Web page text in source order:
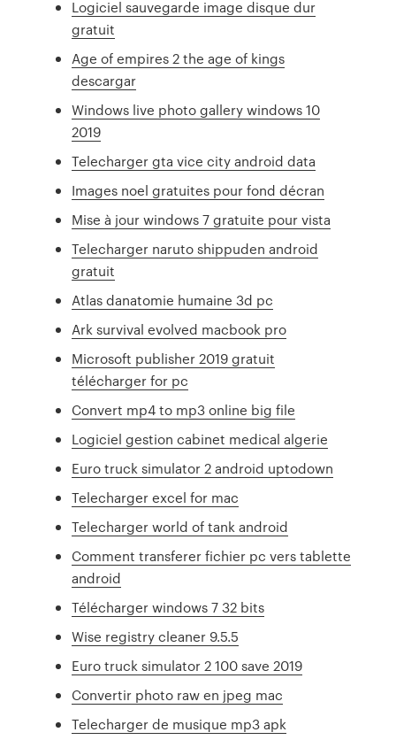
Logiciel sauvegarde image disque dur
gratuit
Age of empires 2 the age of kings
descargar
Windows live photo gallery windows 10
2019
Telecharger gta vice city android data
Images noel gratuites pour fond décran
Mise à jour windows 7 gratuite pour vista
Telecharger naruto shippuden android
gratuit
Atlas danatomie humaine 3d pc
Ark survival evolved macbook pro
Microsoft publisher 2019 gratuit
télécharger for pc
Convert mp4 to mp3 online big file
Logiciel gestion cabinet medical algerie
Euro truck simulator 2 android uptodown
Telecharger excel for mac
Telecharger world of tank android
Comment transferer fichier pc vers tablette
android
Télécharger windows 7 32 bits
Wise registry cleaner 9.5.5
Euro truck simulator 2 100 save 2019
Convertir photo raw en jpeg mac
Telecharger de musique mp3 apk